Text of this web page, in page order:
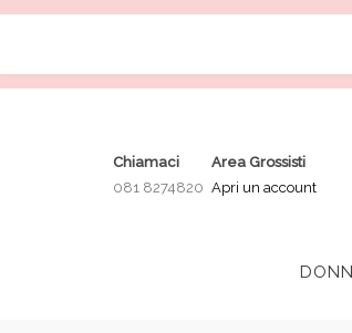
Chiamaci
081 8274820
Area Grossisti
Apri un account